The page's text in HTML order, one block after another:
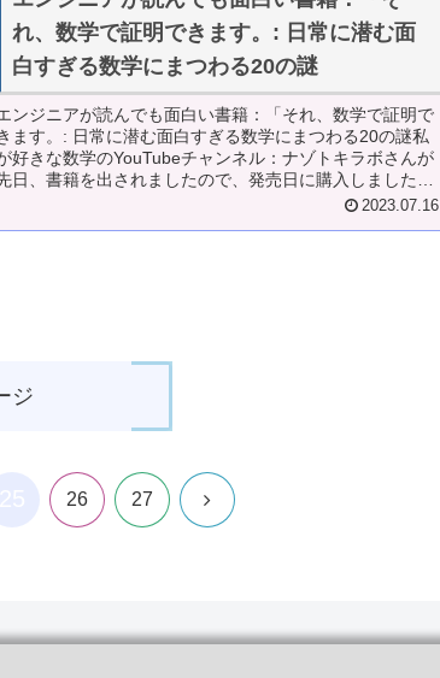
れ、数学で証明できます。: 日常に潜む面
白すぎる数学にまつわる20の謎
ンジニアが読んでも面白い書籍：「それ、数学で証明で
ます。: 日常に潜む面白すぎる数学にまつわる20の謎私
好きな数学のYouTubeチャンネル：ナゾトキラボさんが
日、書籍を出されましたので、発売日に購入しました。
2023.07.16
ジ
26 27 次